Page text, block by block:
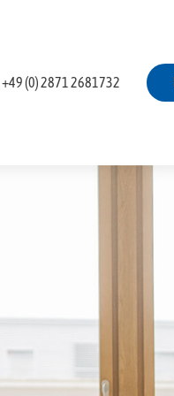
+49 (0) 2871 2681732